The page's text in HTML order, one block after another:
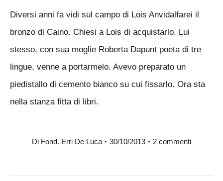
Diversi anni fa vidi sul campo di Lois Anvidalfarei il
bronzo di Caino. Chiesi a Lois di acquistarlo. Lui
stesso, con sua moglie Roberta Dapunt poeta di tre
lingue, venne a portarmelo. Avevo preparato un
piedistallo di cemento bianco su cui fissarlo. Ora sta
nella stanza fitta di libri.
Di Fond. Erri De Luca 30/10/2013 2 commenti